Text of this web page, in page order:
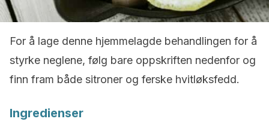
For å lage denne hjemmelagde behandlingen for å
styrke neglene, følg bare oppskriften nedenfor og
finn fram både sitroner og ferske hvitløksfedd.
Ingredienser